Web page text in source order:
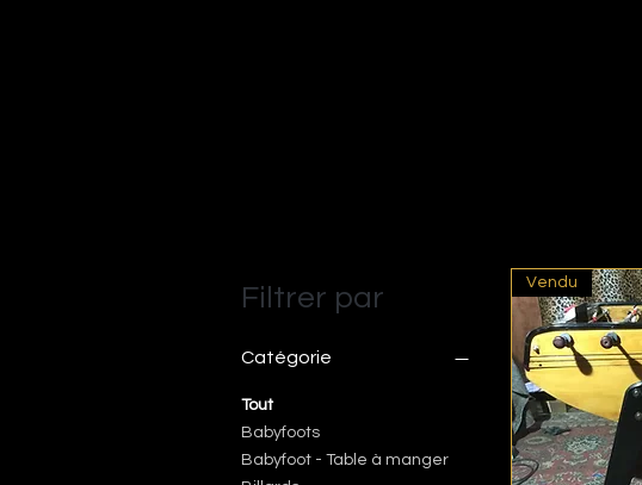
Filtrer par
Catégorie
Tout
Babyfoots
Babyfoot - Table à manger
Vendu